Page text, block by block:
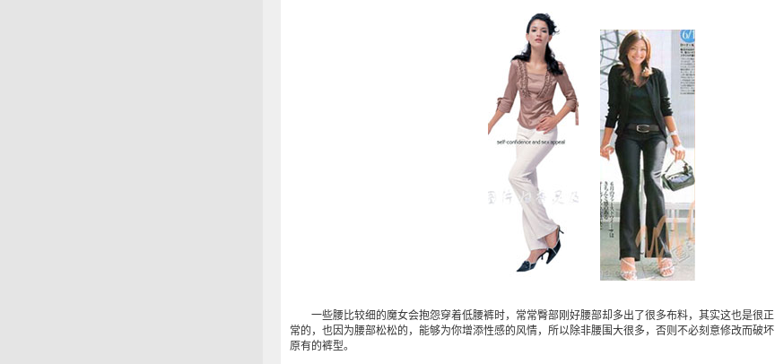
一些腰比较细的魔女会抱怨穿着低腰裤时，常常臀部刚好腰部却多出了很多布料，其实这也是很正
常的，也因为腰部松松的，能够为你增添性感的风情，所以除非腰围大很多，否则不必刻意修改而破坏
原有的裤型。